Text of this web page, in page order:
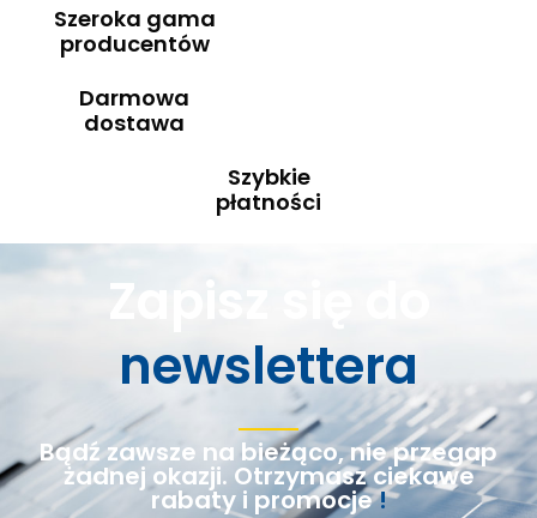
Szeroka gama
producentów
Darmowa
dostawa
Szybkie
płatności
Zapisz się do
newslettera
Bądź zawsze na bieżąco, nie przegap
żadnej okazji. Otrzymasz ciekawe
rabaty i promocje!